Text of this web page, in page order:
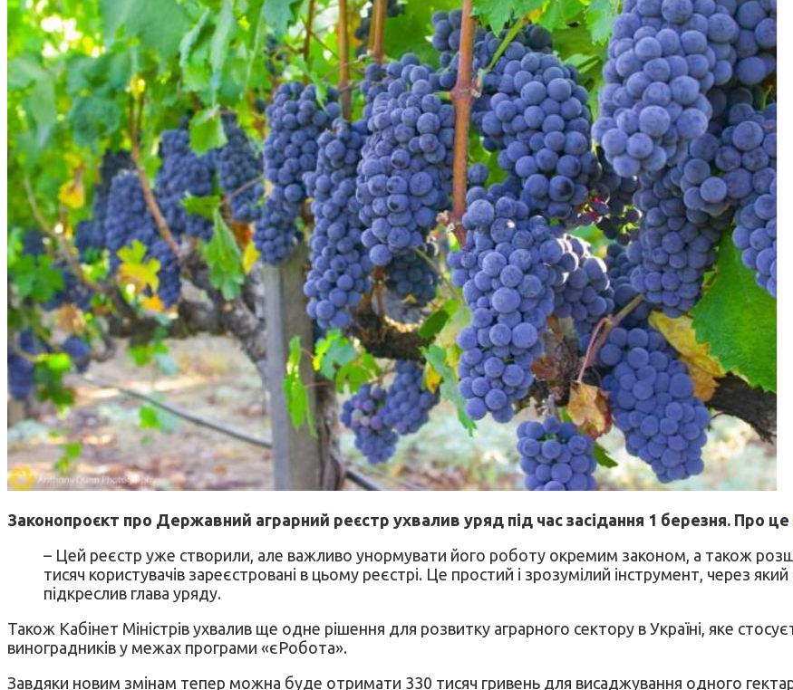
Законопроєкт про Державний аграрний реєстр ухвалив уряд під час засідання 1 березня. Про це
– Цей реєстр уже створили, але важливо унормувати його роботу окремим законом, а також
тисяч користувачів зареєстровані в цьому реєстрі. Це простий і зрозумілий інструмент, через
підкреслив глава уряду.
Також Кабінет Міністрів ухвалив ще одне рішення для розвитку аграрного сектору в Україні, яке
виноградників у межах програми «єРобота».
Завдяки новим змінам тепер можна буде отримати 330 тисяч гривень для висаджування одного